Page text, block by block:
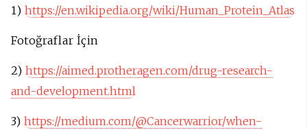
1) https://en.wikipedia.org/wiki/Human_Protein_Atlas
Fotoğraflar İçin
2) https://aimed.protheragen.com/drug-research-
and-development.html
3) https://medium.com/@Cancerwarrior/when-